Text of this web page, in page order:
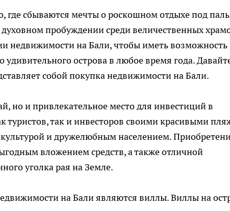
где сбываются мечты о роскошном отдыхе под
пробуждении среди величественных
недвижимости на Бали, чтобы иметь возможность
удивительного острова в любое время года.
собойпокупка недвижимости на Бали.
но и привлекательное место для инвестиций в
туристов, так и инвесторов своими красивыми
и дружелюбным населением.
вложением средств, а также отличной
уголка рая на Земле.
на Бали являются виллы. Виллы на